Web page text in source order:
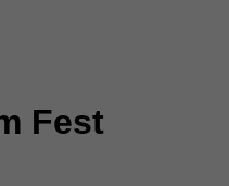
Fest